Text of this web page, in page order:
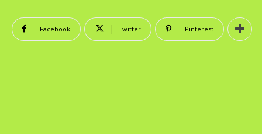
Facebook Twitter Pinterest